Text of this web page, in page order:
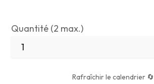
Quantité (2 max.)
Rafraîchir le calendrier 🔄